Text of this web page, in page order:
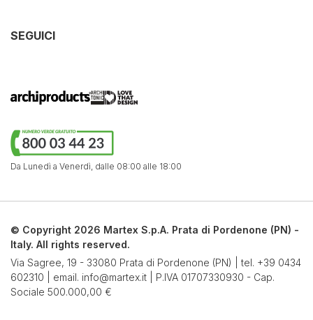
SEGUICI
Da Lunedì a Venerdì, dalle 08:00 alle 18:00
© Copyright 2026 Martex S.p.A. Prata di Pordenone (PN) -
Italy. All rights reserved.
Via Sagree, 19 - 33080 Prata di Pordenone (PN) | tel. +39 0434
602310 | email. info@martex.it | P.IVA 01707330930 - Cap.
Sociale 500.000,00 €